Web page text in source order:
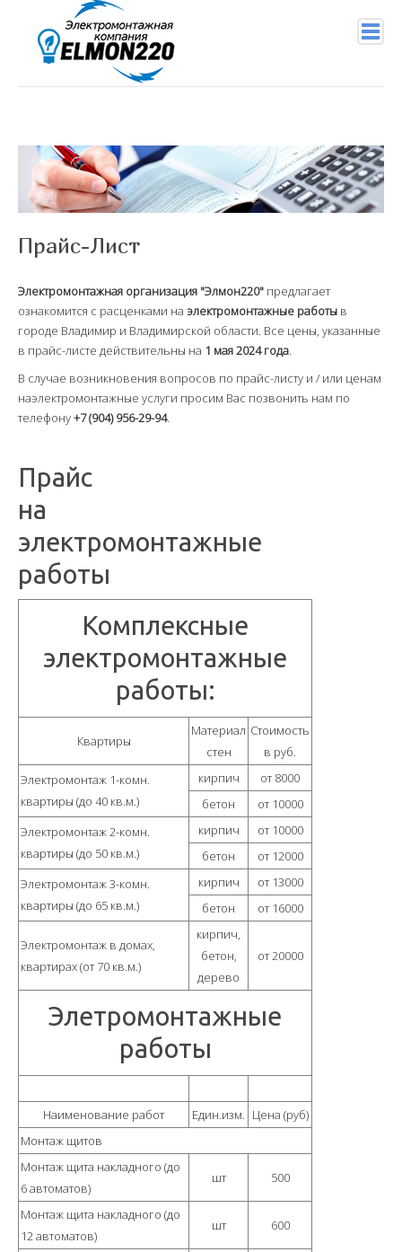
Главная
Услуги
Подключение проводов
Электромонтажные работы
Правила работы с электричеством
Прокладка кабеля
Монтаж светильников
Установка розеток-выключателей
Заземление в частном доме
Политика обработки персональных данных
Наши специалисты
Наша гарантия
Наши цены
Фотогалерея
г. Гусь-Хрустальный
г. Муром
г. Суздаль
Прайс-Лист
Электромонтажная организация "Элмон220" предлагает
ознакомится с расценками на электромонтажные работы в
городе Владимир и Владимирской области. Все цены, указанные
в прайс-листе действительны на 1 мая 2024 года.
В случае возникновения вопросов по прайс-листу и / или ценам
наэлектромонтажные услуги просим Вас позвонить нам по
телефону+7 (904) 956-29-94.
Прайс
на
электромонтажные
работы
Комплексные
электромонтажные
работы:
Квартиры
Материал
стен
Стоимость
в руб.
Электромонтаж 1-комн.
квартиры (до 40 кв.м.)
кирпич
от 8000
бетон
от 10000
Электромонтаж 2-комн.
квартиры (до 50 кв.м.)
кирпич
от 10000
бетон
от 12000
Электромонтаж 3-комн.
квартиры (до 65 кв.м.)
кирпич
от 13000
бетон
от 16000
Электромонтаж в домах,
квартирах (от 70 кв.м.)
кирпич,
бетон,
дерево
от 20000
Элетромонтажные
работы
Наименование работ Един.изм. Цена (руб)
Монтаж щитов
Монтаж щита накладного (до
6 автоматов)
шт 500
Монтаж щита накладного (до
12 автоматов)
шт 600